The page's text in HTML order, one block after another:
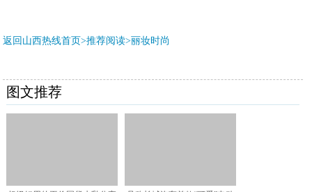
返回山西热线首页>推荐阅读>丽妆时尚
图文推荐